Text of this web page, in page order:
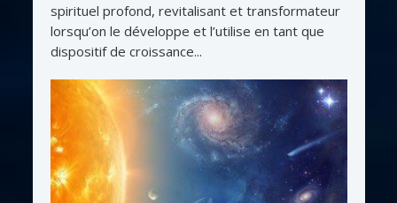
spirituel profond, revitalisant et transformateur
lorsqu’on le développe et l’utilise en tant que
dispositif de croissance...